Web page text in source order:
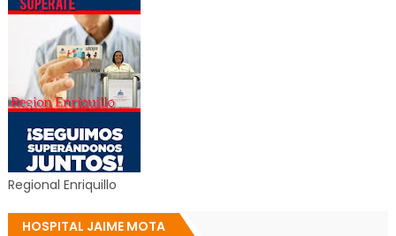
Regional Enriquillo
HOSPITAL JAIME MOTA